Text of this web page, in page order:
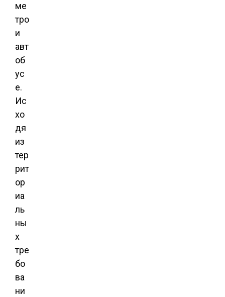
ме
тро
и
авт
об
ус
е.
Ис
хо
дя
из
тер
рит
ор
иа
ль
ны
х
тре
бо
ва
ни